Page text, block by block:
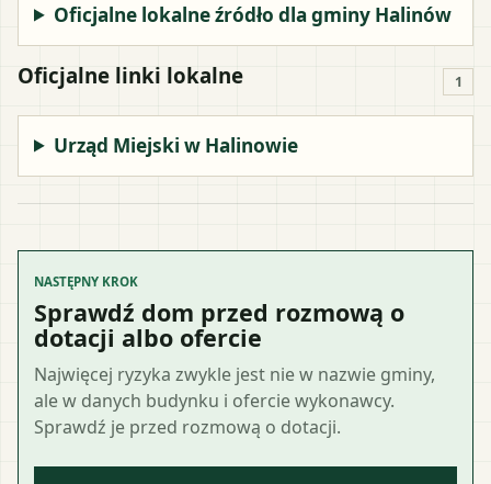
Oficjalne lokalne źródło dla gminy Halinów
Oficjalne linki lokalne 1
Urząd Miejski w Halinowie
NASTĘPNY KROK
Sprawdź dom przed rozmową o
dotacji albo ofercie
Najwięcej ryzyka zwykle jest nie w nazwie gminy,
ale w danych budynku i ofercie wykonawcy.
Sprawdź je przed rozmową o dotacji.